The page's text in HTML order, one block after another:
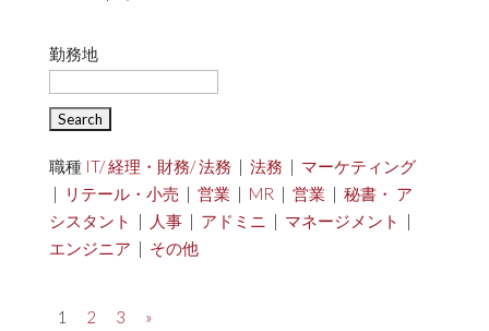
勤務地
職種 IT/ 経理・財務/ 法務 | 法務 | マーケティング
|
リテール・小売 | 営業 | MR | 営業 | 秘書・ ア
シスタント
| 人事| アドミニ | マネージメント
|
エンジニア | その他
1 2 3 »